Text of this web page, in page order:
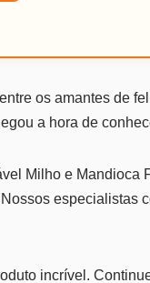
os amantes de
a hora de
Milho e Mandioca
especialistas
incrível.